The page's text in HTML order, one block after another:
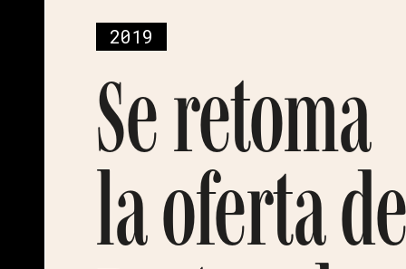
2019
Se retoma
la oferta